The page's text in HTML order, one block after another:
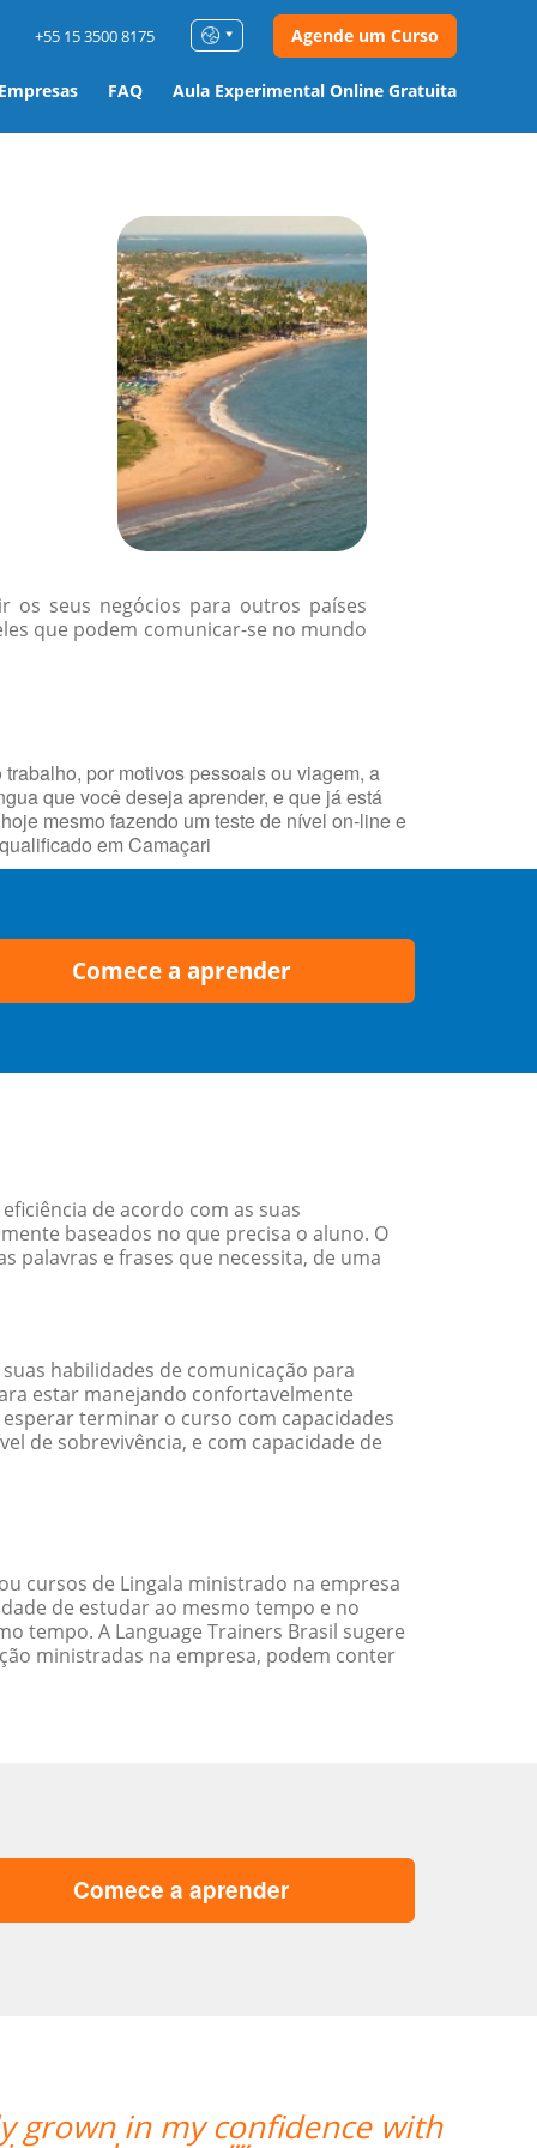
FAQ Aula Experimental Online Gratuita
+55 15 3500 8175 Agende um Curso
os seus negócios para outros países
que podem comunicar-se no mundo
por motivos pessoais ou viagem, a
que você deseja aprender, e que já está
mesmo fazendo um teste de nível on-line e
em Camaçari
Comece a aprender
de acordo com as suas
baseados no que precisa o aluno. O
palavras e frases que necessita, de uma
habilidades de comunicação para
estar manejando confortavelmente
terminar o curso com capacidades
de sobrevivência, e com capacidade de
cursos de Lingala ministrado na empresa
de estudar ao mesmo tempo e no
tempo. A Language Trainers Brasil sugere
ministradas na empresa, podem conter
Comece a aprender
“”My teacher is very